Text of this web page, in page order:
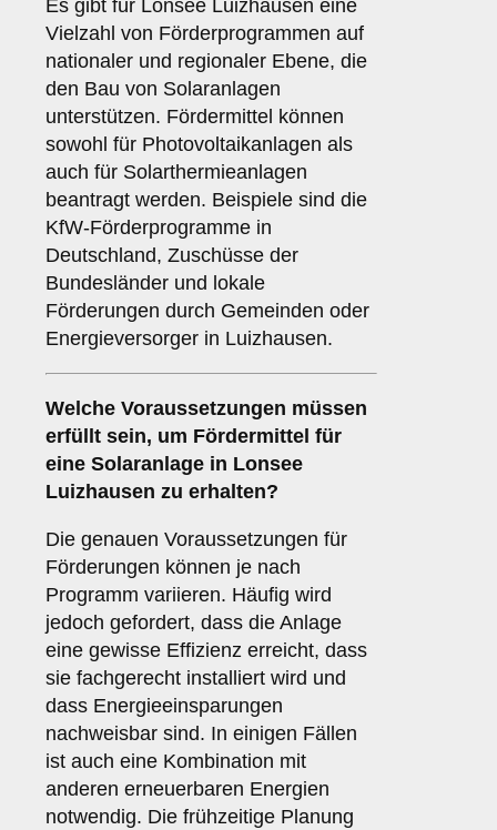
Es gibt für Lonsee Luizhausen eine
Vielzahl von Förderprogrammen auf
nationaler und regionaler Ebene, die
den Bau von Solaranlagen
unterstützen. Fördermittel können
sowohl für Photovoltaikanlagen als
auch für Solarthermieanlagen
beantragt werden. Beispiele sind die
KfW-Förderprogramme in
Deutschland, Zuschüsse der
Bundesländer und lokale
Förderungen durch Gemeinden oder
Energieversorger in Luizhausen.
Welche Voraussetzungen müssen
erfüllt sein, um Fördermittel für
eine Solaranlage in Lonsee
Luizhausen zu erhalten?
Die genauen Voraussetzungen für
Förderungen können je nach
Programm variieren. Häufig wird
jedoch gefordert, dass die Anlage
eine gewisse Effizienz erreicht, dass
sie fachgerecht installiert wird und
dass Energieeinsparungen
nachweisbar sind. In einigen Fällen
ist auch eine Kombination mit
anderen erneuerbaren Energien
notwendig. Die frühzeitige Planung